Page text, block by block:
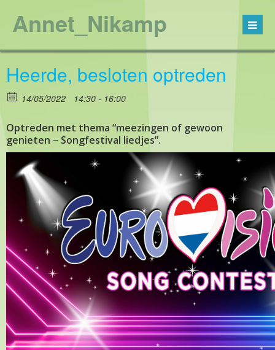
Annet_Nikamp
Heerde, besloten optreden
14/05/2022 14:30 - 16:00
Optreden met thema “meezingen of gewoon
genieten – Songfestival liedjes”.